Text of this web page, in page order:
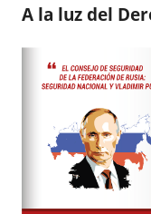
A la luz del